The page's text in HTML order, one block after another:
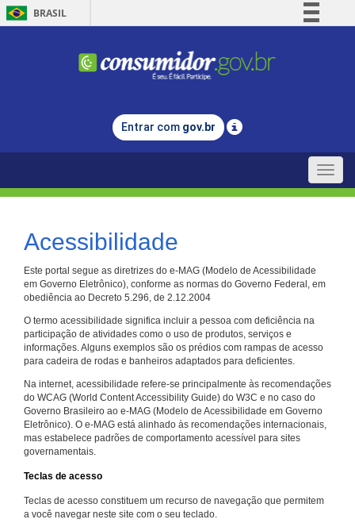
BRASIL
Comunica BR
Legislação
Entrar com gov.br
Toggle
Acessibilidade
Este portal segue as diretrizes do e-MAG (Modelo de Acessibilidade
em Governo Eletrônico), conforme as normas do Governo Federal, em
obediência ao Decreto 5.296, de 2.12.2004
O termo acessibilidade significa incluir a pessoa com deficiência na
participação de atividades como o uso de produtos, serviços e
informações. Alguns exemplos são os prédios com rampas de acesso
para cadeira de rodas e banheiros adaptados para deficientes.
Na internet, acessibilidade refere-se principalmente às recomendações
do WCAG (World Content Accessibility Guide) do W3C e no caso do
Governo Brasileiro ao e-MAG (Modelo de Acessibilidade em Governo
Eletrônico). O e-MAG está alinhado às recomendações internacionais,
mas estabelece padrões de comportamento acessível para sites
governamentais.
Teclas de acesso
Teclas de acesso constituem um recurso de navegação que permitem
a você navegar neste site com o seu teclado.